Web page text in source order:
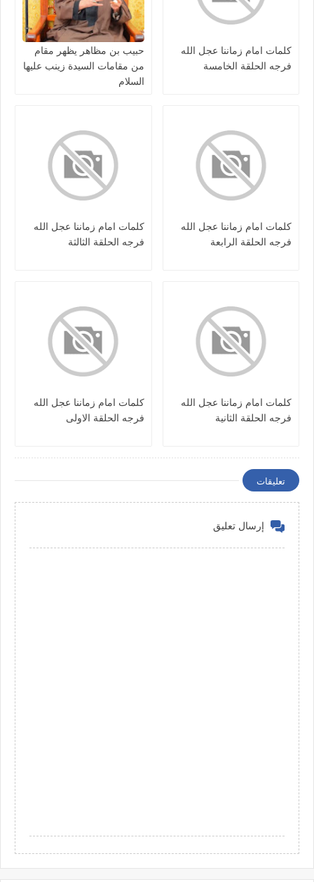
كلمات امام زماننا عجل الله
فرجه الحلقة الخامسة
حبيب بن مظاهر يظهر مقام
من مقامات السيدة زينب عليها
السلام
كلمات امام زماننا عجل الله
فرجه الحلقة الرابعة
كلمات امام زماننا عجل الله
فرجه الحلقة الثالثة
كلمات امام زماننا عجل الله
فرجه الحلقة الثانية
كلمات امام زماننا عجل الله
فرجه الحلقة الاولى
تعليقات
إرسال تعليق